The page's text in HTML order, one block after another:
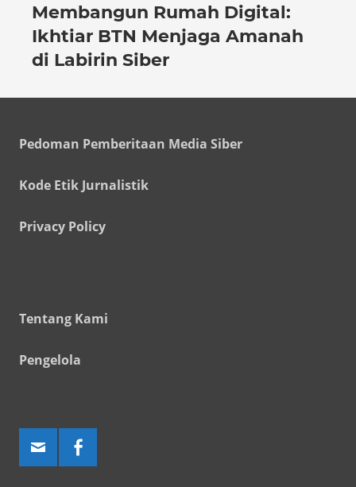
Membangun Rumah Digital:
Ikhtiar BTN Menjaga Amanah
di Labirin Siber
Pedoman Pemberitaan Media Siber
Kode Etik Jurnalistik
Privacy Policy
Tentang Kami
Pengelola